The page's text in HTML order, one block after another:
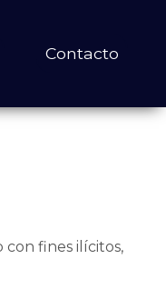
Contacto
fines ilícitos,